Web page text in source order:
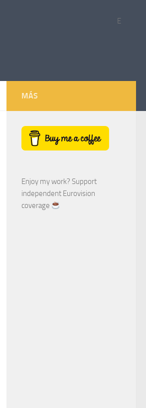
E
MÁS
Enjoy my work? Support
independent Eurovision
coverage